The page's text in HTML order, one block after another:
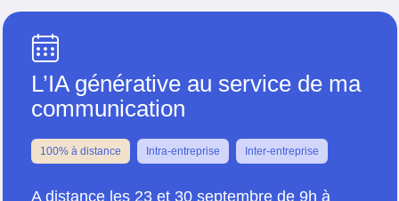
L’IA générative au service de ma
communication
100% à distance Intra-entreprise Inter-entreprise
A distance les 23 et 30 septembre de 9h à